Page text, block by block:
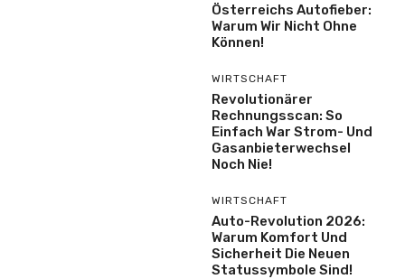
Österreichs Autofieber:
Warum Wir Nicht Ohne
Können!
WIRTSCHAFT
Revolutionärer
Rechnungsscan: So
Einfach War Strom- Und
Gasanbieterwechsel
Noch Nie!
WIRTSCHAFT
Auto-Revolution 2026:
Warum Komfort Und
Sicherheit Die Neuen
Statussymbole Sind!